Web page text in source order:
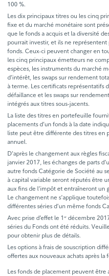
100 %.
Les dix principaux titres ou les cinq
fixe et du marché monétaire sont
que le fonds a acquis et la diversité
pourrait investir, et ils ne
fonds. Ceux-ci peuvent changer en
les cinq principaux émetteurs ne
espèces, les instruments du marché
d’intérêt, les swaps sur rendement
à terme. Les certificats représentatifs
défaillance et les swaps sur
intégrés aux titres sous-jacents.
La liste des titres en portefeuille
placements d’un fonds à la date
liste peut être différente des titres en
annuel.
D'après le changement aux règles
janvier 2017, les échanges de parts
autre fonds Catégorie de Société au
à capital variable seront réputés être
aux fins de l’impôt et entraîneront un
Le changement ne s’applique
différentes séries d’un même fonds
Avec prise d’effet le 1 er décembre
séries du Fonds ont été réduits.
pour obtenir plus de détails.
Les options à frais de souscription
offertes aux nouveaux achats après
Les fonds de placement peuvent être